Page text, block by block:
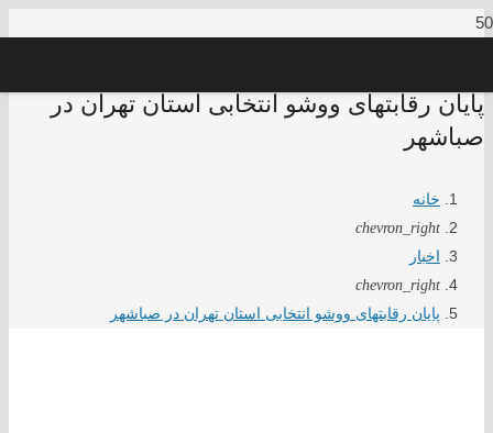
پایان رقابتهای ووشو انتخابی استان تهران در
صباشهر
خانه
chevron_right
اخبار
chevron_right
پایان رقابتهای ووشو انتخابی استان تهران در صباشهر